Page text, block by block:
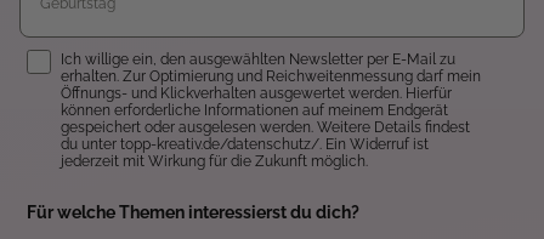
Einwilligung
Ich willige ein, den ausgewählten Newsletter per E-Mail zu
erhalten. Zur Optimierung und Reichweitenmessung darf mein
Öffnungs- und Klickverhalten ausgewertet werden. Hierfür
können erforderliche Informationen auf meinem Endgerät
gespeichert oder ausgelesen werden. Weitere Details findest
du unter topp-kreativ.de/datenschutz/. Ein Widerruf ist
jederzeit mit Wirkung für die Zukunft möglich.
Für welche Themen interessierst du dich?